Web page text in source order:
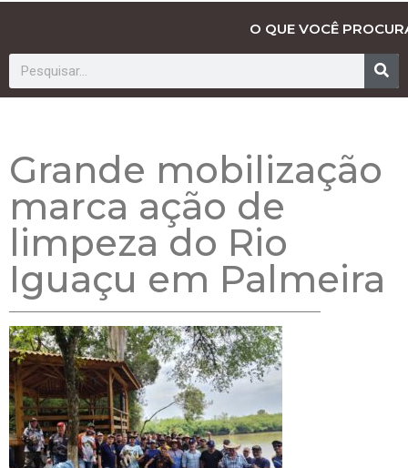
O QUE VOCÊ
Grande mobilização
marca ação de
limpeza do Rio
Iguaçu em Palmeira